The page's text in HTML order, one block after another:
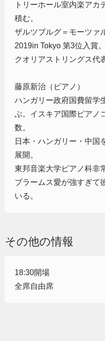
トリーホール室内楽アカ
積む。
ザルツブルグ＝モーツァ
2019in Tokyo 第3位入賞。
クオリアストリングス代
藤原新治（ピアノ）
ハンガリー政府国費留学
ぶ。イスキア国際ピアノ
数。
日本・ハンガリー・中国
展開。
東邦音楽大学ピアノ科非
ブラームス愛が強すぎて
いる。
その他の情報
18:30開場
全席自由席